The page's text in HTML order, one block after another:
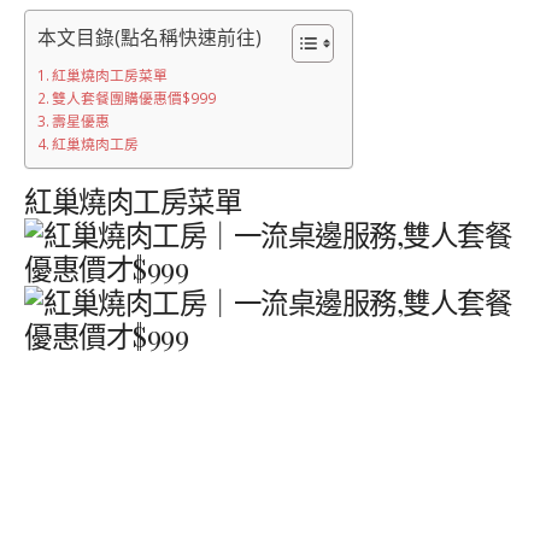
本文目錄(點名稱快速前往)
紅巢燒肉工房菜單
雙人套餐團購優惠價$999
壽星優惠
紅巢燒肉工房
紅巢燒肉工房菜單